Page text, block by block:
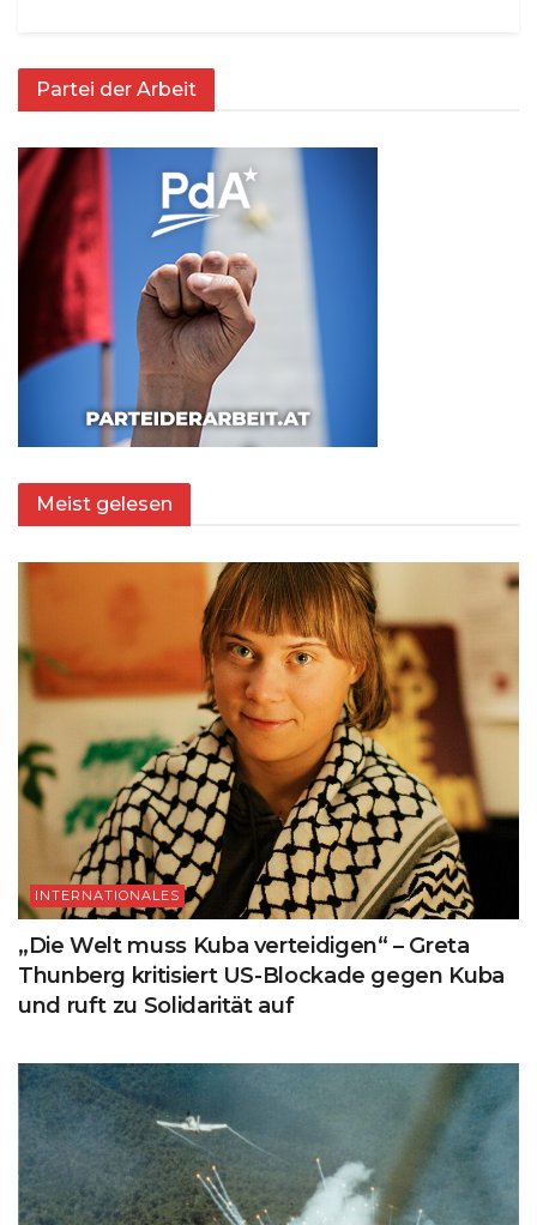
Partei der Arbeit
Meist gelesen
INTERNATIONALES
„Die Welt muss Kuba verteidigen“ – Greta
Thunberg kritisiert US-Blockade gegen Kuba
und ruft zu Solidarität auf